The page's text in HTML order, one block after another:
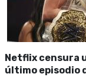
Netflix censura
último episodio